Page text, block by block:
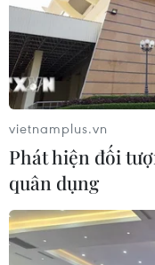
21/05/2023 23:50
G7 tập trung các
hộ Ukraine; đối
thay đổi hiện trạng
AI; chống hành vi
vietnamplus.vn
Phát hiện đối
quân dụng